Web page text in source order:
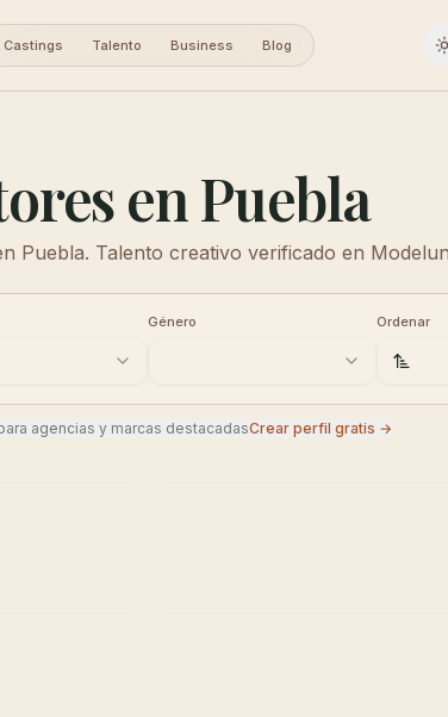
Castings Talento Business Blog
en Puebla
Puebla. Talento creativo verificado en
Género Ordenar
agencias y marcas destacadasCrear perfil gratis →